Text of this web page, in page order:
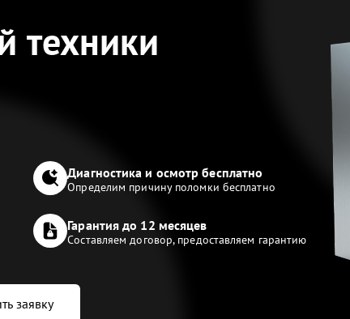
техники
Диагностика и осмотр бесплатно
Определим причину поломки бесплатно
Гарантия до 12 месяцев
Составляем договор, предоставляем гарантию
заявку